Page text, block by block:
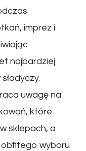
imprez i
najbardziej
uwagę na
które
sklepach, a
wyboru